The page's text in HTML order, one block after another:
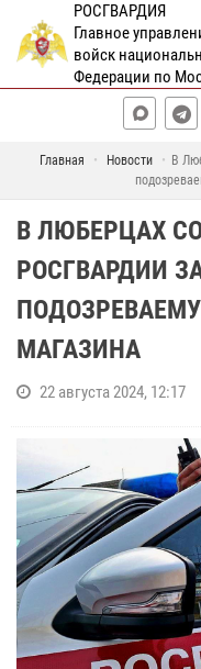
РОСГВАРДИЯ
Главное
войск
Федерации по
Главная Новости
В
В ЛЮБЕРЦАХ
РОСГВАРДИИ
МАГАЗИНА
22 августа 2024, 12:17